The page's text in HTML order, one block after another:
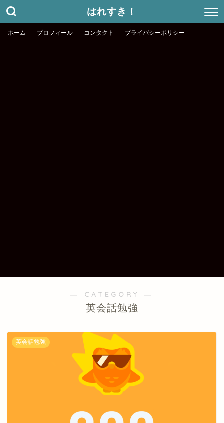
はれすき！
ホーム プロフィール コンタクト プライバシーポリシー
― CATEGORY ―
英会話勉強
英会話勉強